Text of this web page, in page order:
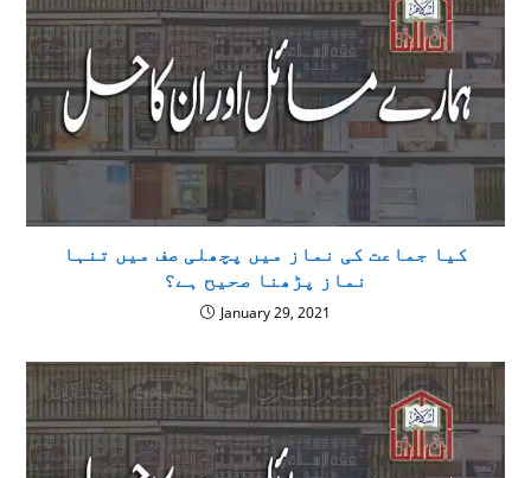
كيا جماعت کی نماز میں پچھلی صف میں تنہا
نماز پڑھنا صحيح ہے؟
January 29, 2021